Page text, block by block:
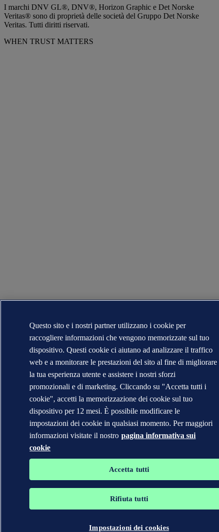
I marchi DNV GL®, DNV®, Horizon Graphic e Det Norske
Veritas® sono di proprietà delle società del Gruppo Det Norske
Veritas. Tutti diritti riservati.
WHEN TRUST MATTERS
Questo sito e i nostri partner utilizzano i cookie per
raccogliere informazioni che vengono memorizzate sul tuo
dispositivo. Questi cookie ci aiutano ad analizzare il traffico
web e a monitorare le prestazioni del sito al fine di migliorare
la tua esperienza utente e assistere i nostri sforzi
promozionali e di marketing. Cliccando su "Accetta tutti i
cookie", accetti la memorizzazione dei cookie sul tuo
dispositivo per 12 mesi. È possibile modificare le
impostazioni dei cookie in qualsiasi momento. Per maggiori
informazioni visitate il nostro pagina informativa sui
cookie
Accetta tutti
Rifiuta tutti
Impostazioni dei cookies